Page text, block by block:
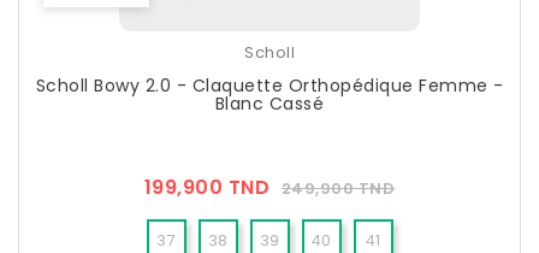
Scholl
Scholl Bowy 2.0 - Claquette Orthopédique Femme -
Blanc Cassé
199,900 TND Prix
Public
249,900 TNDPrix
37 38 39 40 41